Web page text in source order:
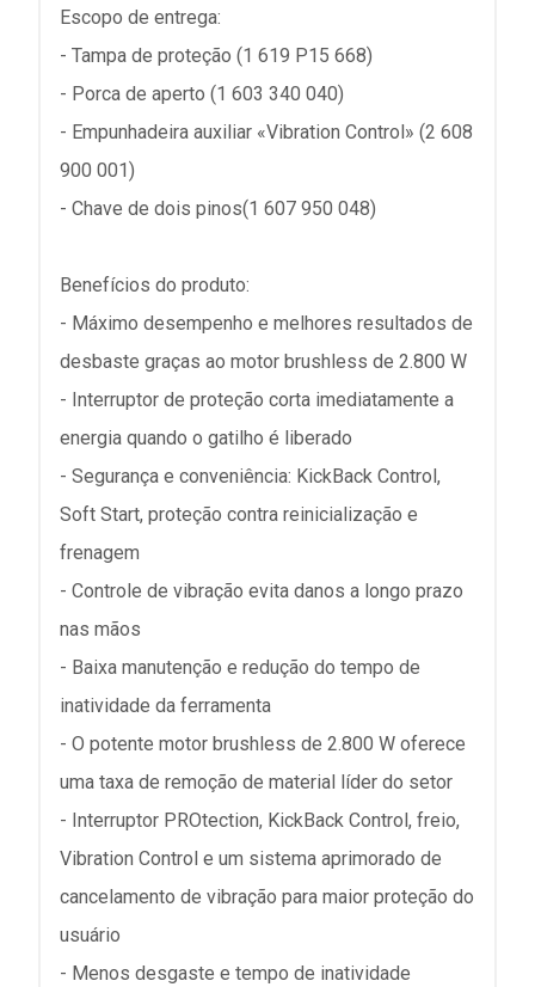
Escopo de entrega:
- Tampa de proteção (1 619 P15 668)
- Porca de aperto (1 603 340 040)
- Empunhadeira auxiliar «Vibration Control» (2 608
900 001)
- Chave de dois pinos(1 607 950 048)
Benefícios do produto:
- Máximo desempenho e melhores resultados de
desbaste graças ao motor brushless de 2.800 W
- Interruptor de proteção corta imediatamente a
energia quando o gatilho é liberado
- Segurança e conveniência: KickBack Control,
Soft Start, proteção contra reinicialização e
frenagem
- Controle de vibração evita danos a longo prazo
nas mãos
- Baixa manutenção e redução do tempo de
inatividade da ferramenta
- O potente motor brushless de 2.800 W oferece
uma taxa de remoção de material líder do setor
- Interruptor PROtection, KickBack Control, freio,
Vibration Control e um sistema aprimorado de
cancelamento de vibração para maior proteção do
usuário
- Menos desgaste e tempo de inatividade